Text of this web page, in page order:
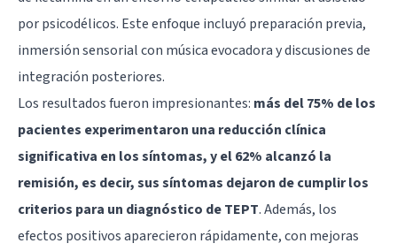
por psicodélicos. Este enfoque incluyó preparación previa,
inmersión sensorial con música evocadora y discusiones de
integración posteriores.
Los resultados fueron impresionantes: más del 75% de los
pacientes experimentaron una reducción clínica
significativa en los síntomas, y el 62% alcanzó la
remisión, es decir, sus síntomas dejaron de cumplir los
criterios para un diagnóstico de TEPT. Además, los
efectos positivos aparecieron rápidamente, con mejoras